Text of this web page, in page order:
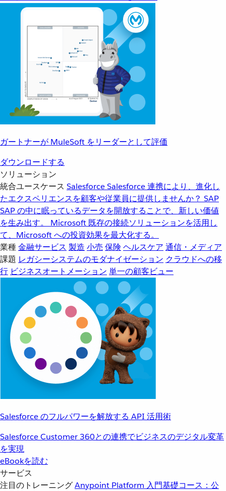
ガートナーが MuleSoft をリーダーとして評価
ダウンロードする
ソリューション
統合ユースケース SalesforceSalesforce 連携により、進化し
たエクスペリエンスを顧客や従業員に提供しませんか？ SAP
SAP の中に眠っているデータを開放することで、新しい価値
を生み出す。
Microsoft 既存の接続ソリューションを活用し
て、Microsoft への投資効果を最大化する。
業種金融サービス 製造 小売 保険 ヘルスケア 通信・メディア
課題 レガシーシステムのモダナイゼーション クラウドへの移
行 ビジネスオートメーション 単一の顧客ビュー
Salesforce のフルパワーを解放する API 活用術
Salesforce Customer 360との連携でビジネスのデジタル変革
を実現
eBookを読む
サービス
注目のトレーニングAnypoint Platform 入門基礎コース：公